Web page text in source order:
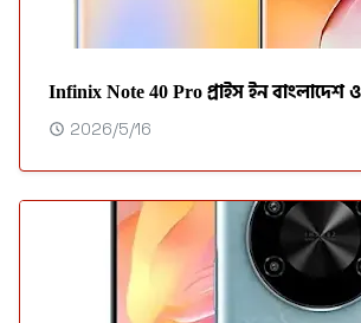
Infinix Note 40 Pro প্রাইস ইন বাংলাদেশ
2026/5/16